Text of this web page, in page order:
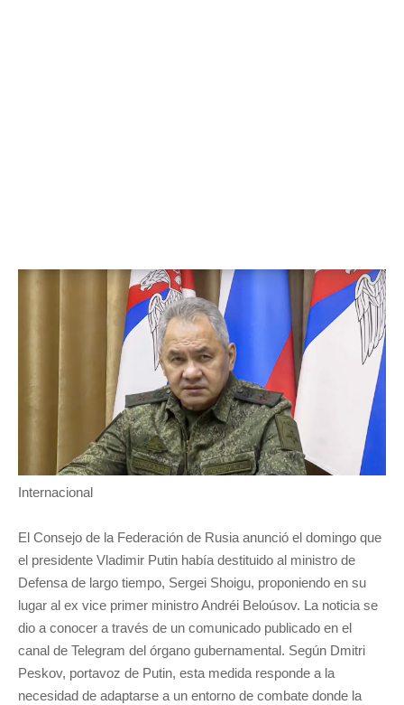
Internacional
El Consejo de la Federación de Rusia anunció el domingo que
el presidente Vladimir Putin había destituido al ministro de
Defensa de largo tiempo, Sergei Shoigu, proponiendo en su
lugar al ex vice primer ministro Andréi Beloúsov. La noticia se
dio a conocer a través de un comunicado publicado en el
canal de Telegram del órgano gubernamental. Según Dmitri
Peskov, portavoz de Putin, esta medida responde a la
necesidad de adaptarse a un entorno de combate donde la